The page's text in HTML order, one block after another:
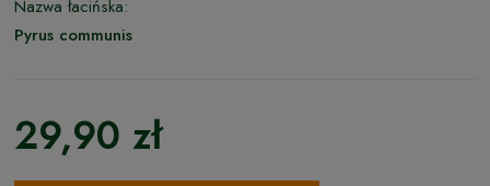
Nazwa łacińska:
Pyrus communis
29,90 zł